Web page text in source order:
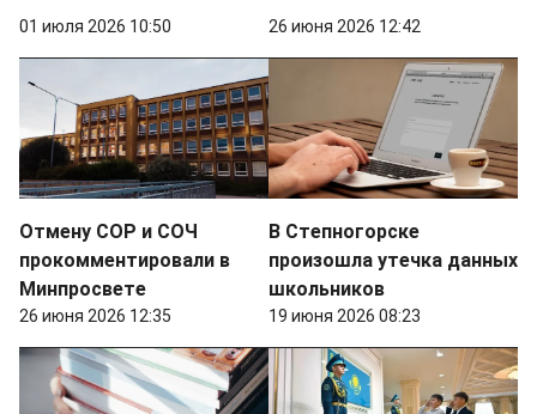
01 июля 2026 10:50 26 июня 2026 12:42
Отмену СОР и СОЧ
прокомментировали в
Минпросвете
26 июня 2026 12:35
В Степногорске
произошла утечка данных
школьников
19 июня 2026 08:23